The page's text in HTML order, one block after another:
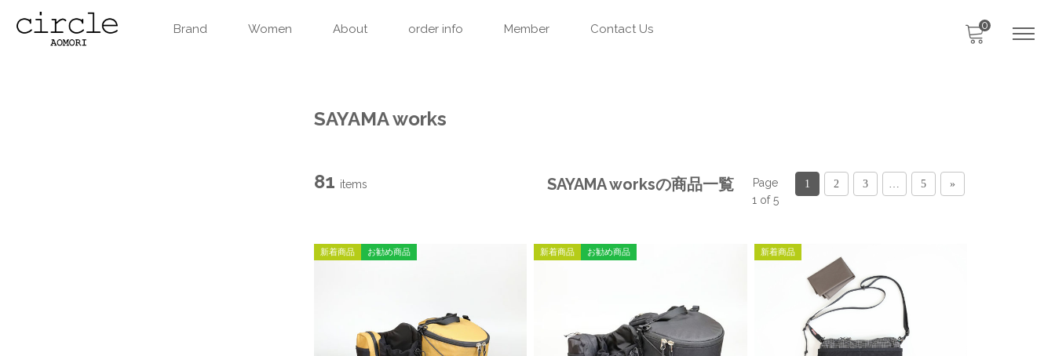
Brand Women About order info Member Contact Us 0
SAYAMA works
SAYAMA worksの商品一覧
81 items
Page
1 of 5
1 2 3 5 »
新着商品 お勧め商品 新着商品 お勧め商品 新着商品